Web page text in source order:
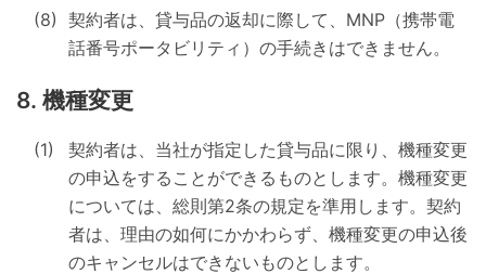
契約者は、貸与品の返却に際して、MNP（携帯電
話番号ポータビリティ）の手続きはできません。
機種変更
契約者は、当社が指定した貸与品に限り、機種変更
の申込をすることができるものとします。機種変更
については、総則第2条の規定を準用します。契約
者は、理由の如何にかかわらず、機種変更の申込後
のキャンセルはできないものとします。